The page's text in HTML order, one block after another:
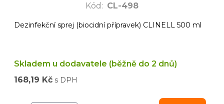
Kód : CL-498
Dezinfekční sprej (biocidní přípravek) CLINELL 500 ml
Skladem u dodavatele (běžně do 2 dnů)
168,19 Kč s DPH